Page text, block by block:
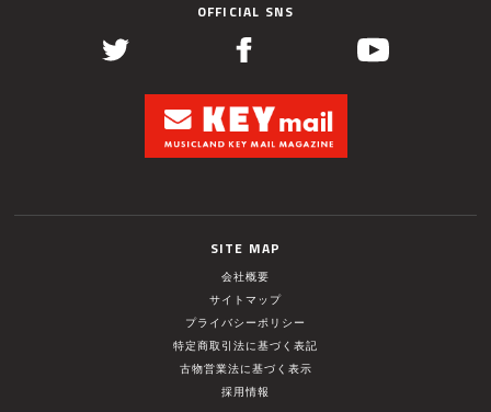
OFFICIAL SNS
SITE MAP
会社概要
サイトマップ
プライバシーポリシー
特定商取引法に基づく表記
古物営業法に基づく表示
採用情報